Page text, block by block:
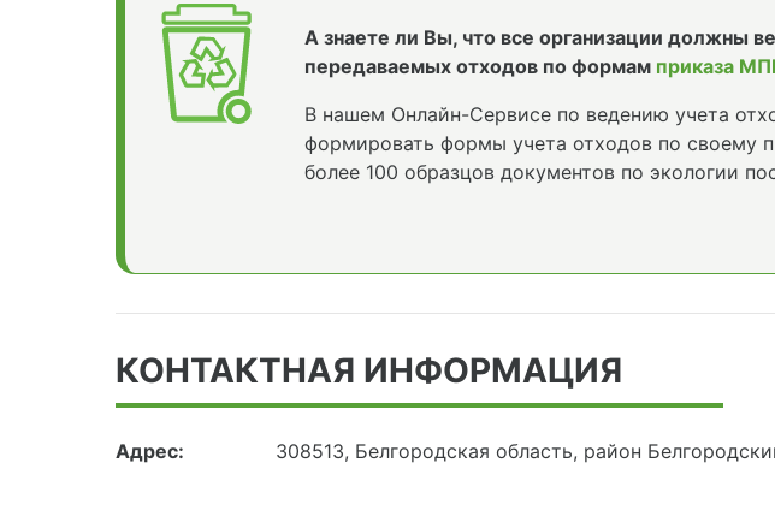
А знаете ли Вы, что все организации должны
передаваемых отходов по формам приказа
В нашем Онлайн-Сервисе по ведению учета
формировать формы учета отходов по своему
более 100 образцов документов по экологии
КОНТАКТНАЯ ИНФОРМАЦИЯ
Адрес: 308513, Белгородская область, район